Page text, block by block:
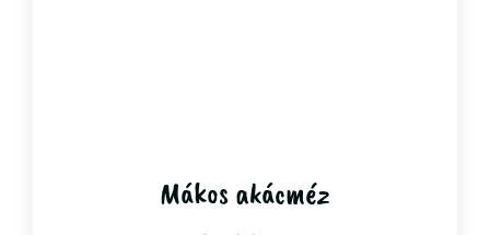
Mákos akácméz